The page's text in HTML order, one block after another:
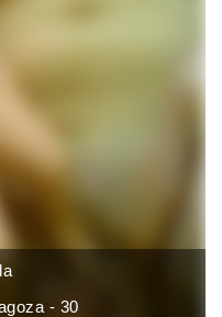
- 30